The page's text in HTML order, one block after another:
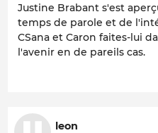
Justine Brabant s'est
temps de parole et de
CSana et Caron faites-lui
l'avenir en de pareils cas.
leon